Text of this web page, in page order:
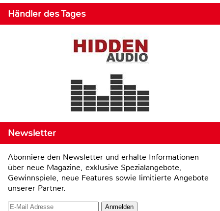
Händler des Tages
Newsletter
Abonniere den Newsletter und erhalte Informationen
über neue Magazine, exklusive Spezialangebote,
Gewinnspiele, neue Features sowie limitierte Angebote
unserer Partner.